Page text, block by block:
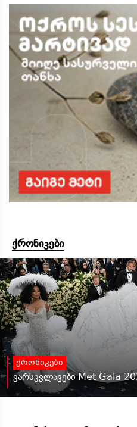
ქრონიკები
ქრონიკები
ვარსკვლავები Met Gala